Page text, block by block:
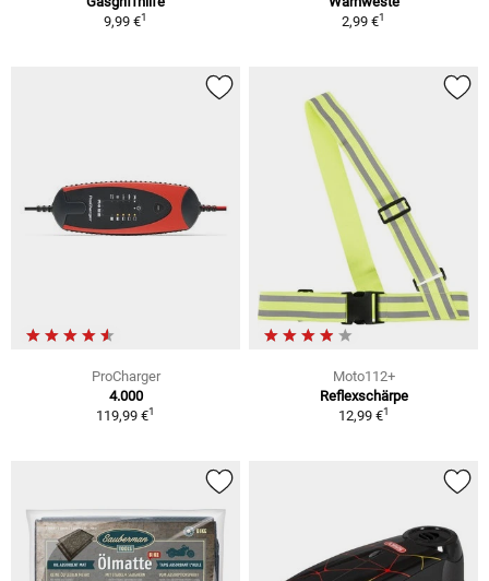
9,99 €1
2,99 €1
ProCharger
4.000
119,99 €1
Moto112+
Reflexschärpe
12,99 €1